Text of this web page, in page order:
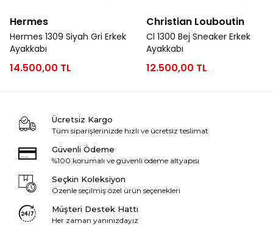
Hermes
Hermes 1309 Siyah Gri Erkek
Ayakkabı
14.500,00 TL
Christian Louboutin
Cl 1300 Bej Sneaker Erkek
Ayakkabı
12.500,00 TL
Ücretsiz Kargo
Tüm siparişlerinizde hızlı ve ücretsiz teslimat
Güvenli Ödeme
%100 korumalı ve güvenli ödeme altyapısı
Seçkin Koleksiyon
Özenle seçilmiş özel ürün seçenekleri
Müşteri Destek Hattı
Her zaman yanınızdayız